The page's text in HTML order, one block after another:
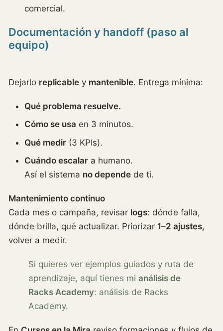
comercial.
Documentación y handoff (paso al
equipo)
Dejarlo replicable y mantenible. Entrega mínima:
Qué problema resuelve.
Cómo se usa en 3 minutos.
Qué medir (3 KPIs).
Cuándo escalar a humano.
Así el sistema no depende de ti.
Mantenimiento continuo
Cada mes o campaña, revisar logs: dónde falla,
dónde brilla, qué actualizar. Priorizar 1–2 ajustes,
volver a medir.
Si quieres ver ejemplos guiados y ruta de
aprendizaje, aquí tienes mi análisis de
Racks Academy: análisis de Racks
Academy.